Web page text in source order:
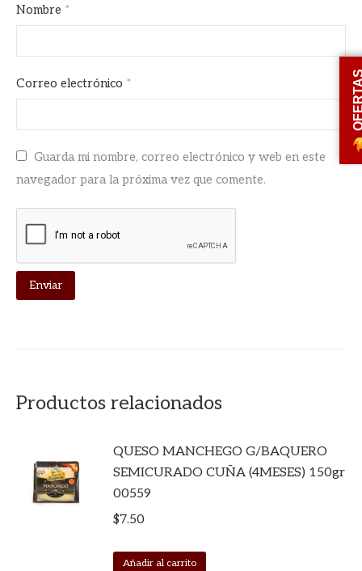
Nombre *
Correo electrónico *
Guarda mi nombre, correo electrónico y web en este
navegador para la próxima vez que comente.
Productos relacionados
QUESO MANCHEGO G/BAQUERO
SEMICURADO CUÑA (4MESES) 150gr
00559
$7.50
Añadir al carrito